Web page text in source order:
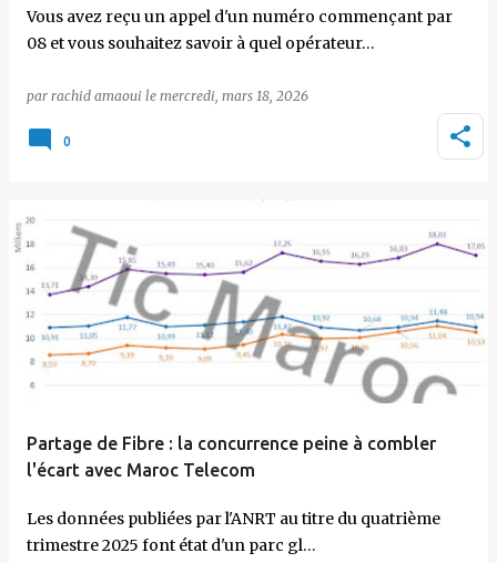
Vous avez reçu un appel d'un numéro commençant par
08 et vous souhaitez savoir à quel opérateur…
par rachid amaoui le mercredi, mars 18, 2026
0
Partage de Fibre : la concurrence peine à combler
l'écart avec Maroc Telecom
Les données publiées par l'ANRT au titre du quatrième
trimestre 2025 font état d'un parc gl…